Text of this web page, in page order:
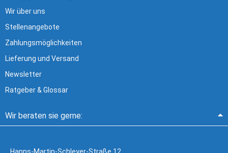
Wir über uns
Stellenangebote
Zahlungsmöglichkeiten
Lieferung und Versand
Newsletter
Ratgeber & Glossar
Wir beraten sie gerne: